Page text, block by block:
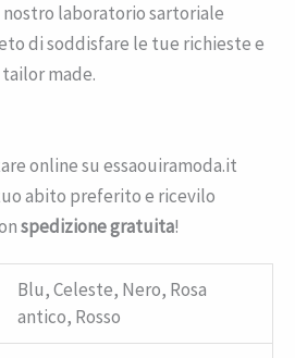
laboratorio sartoriale
di soddisfare le tue richieste e
made.
online su essaouiramoda.it
abito preferito e ricevilo
spedizione gratuita!
Blu, Celeste, Nero, Rosa
antico, Rosso